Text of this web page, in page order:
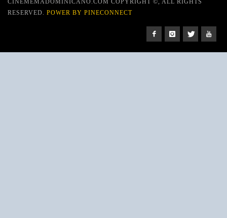
CINEMEMADOMINICANO.COM COPYRIGHT ©, ALL RIGHTS
RESERVED. POWER BY PINECONNECT